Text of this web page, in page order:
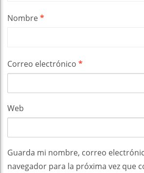
Nombre*
Correo electrónico *
Web
Guarda mi nombre, correo
navegador para la próxima vez que